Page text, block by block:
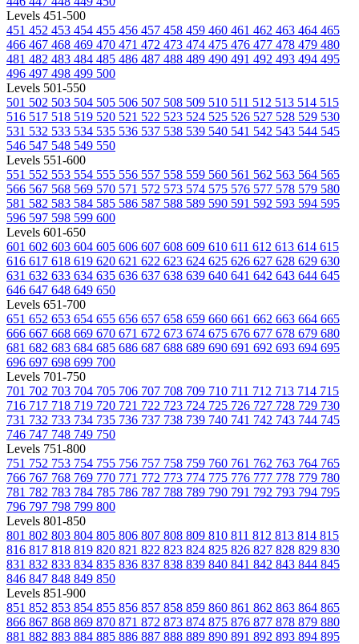
Levels 451-500
451 452 453 454 455 456 457 458 459 460 461 462 463 464 465
466 467 468 469 470 471 472 473 474 475 476 477 478 479 480
481 482 483 484 485 486 487 488 489 490 491 492 493 494 495
496 497 498 499 500
Levels 501-550
501 502 503 504 505 506 507 508 509 510 511 512 513 514 515
516 517 518 519 520 521 522 523 524 525 526 527 528 529 530
531 532 533 534 535 536 537 538 539 540 541 542 543 544 545
546 547 548 549 550
Levels 551-600
551 552 553 554 555 556 557 558 559 560 561 562 563 564 565
566 567 568 569 570 571 572 573 574 575 576 577 578 579 580
581 582 583 584 585 586 587 588 589 590 591 592 593 594 595
596 597 598 599 600
Levels 601-650
601 602 603 604 605 606 607 608 609 610 611 612 613 614 615
616 617 618 619 620 621 622 623 624 625 626 627 628 629 630
631 632 633 634 635 636 637 638 639 640 641 642 643 644 645
646 647 648 649 650
Levels 651-700
651 652 653 654 655 656 657 658 659 660 661 662 663 664 665
666 667 668 669 670 671 672 673 674 675 676 677 678 679 680
681 682 683 684 685 686 687 688 689 690 691 692 693 694 695
696 697 698 699 700
Levels 701-750
701 702 703 704 705 706 707 708 709 710 711 712 713 714 715
716 717 718 719 720 721 722 723 724 725 726 727 728 729 730
731 732 733 734 735 736 737 738 739 740 741 742 743 744 745
746 747 748 749 750
Levels 751-800
751 752 753 754 755 756 757 758 759 760 761 762 763 764 765
766 767 768 769 770 771 772 773 774 775 776 777 778 779 780
781 782 783 784 785 786 787 788 789 790 791 792 793 794 795
796 797 798 799 800
Levels 801-850
801 802 803 804 805 806 807 808 809 810 811 812 813 814 815
816 817 818 819 820 821 822 823 824 825 826 827 828 829 830
831 832 833 834 835 836 837 838 839 840 841 842 843 844 845
846 847 848 849 850
Levels 851-900
851 852 853 854 855 856 857 858 859 860 861 862 863 864 865
866 867 868 869 870 871 872 873 874 875 876 877 878 879 880
881 882 883 884 885 886 887 888 889 890 891 892 893 894 895